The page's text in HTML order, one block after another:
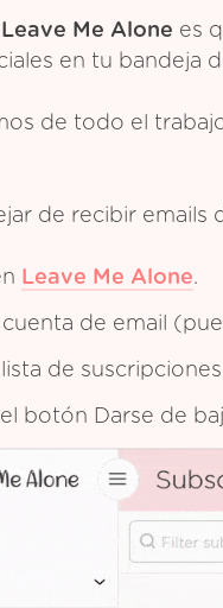
Leave Me Alone es
en tu bandeja
de todo el
de recibir emails
Leave Me Alone.
de email
lista de
botón Darse de